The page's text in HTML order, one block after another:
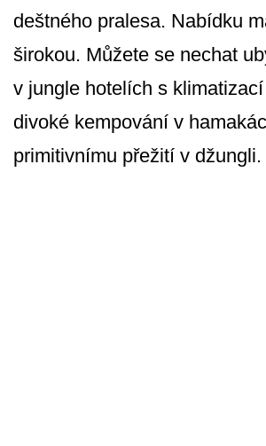
deštného pralesa. Nabídku
širokou. Můžete se nechat
v jungle hotelích s
divoké kempování v
primitivnímu přežití v džungli.